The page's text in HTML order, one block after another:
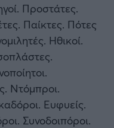
Προστάτες.
Παίκτες. Πότες
Ηθικοί.
Ντόμπροι.
Ευφυείς.
Συνοδοιπόροι.